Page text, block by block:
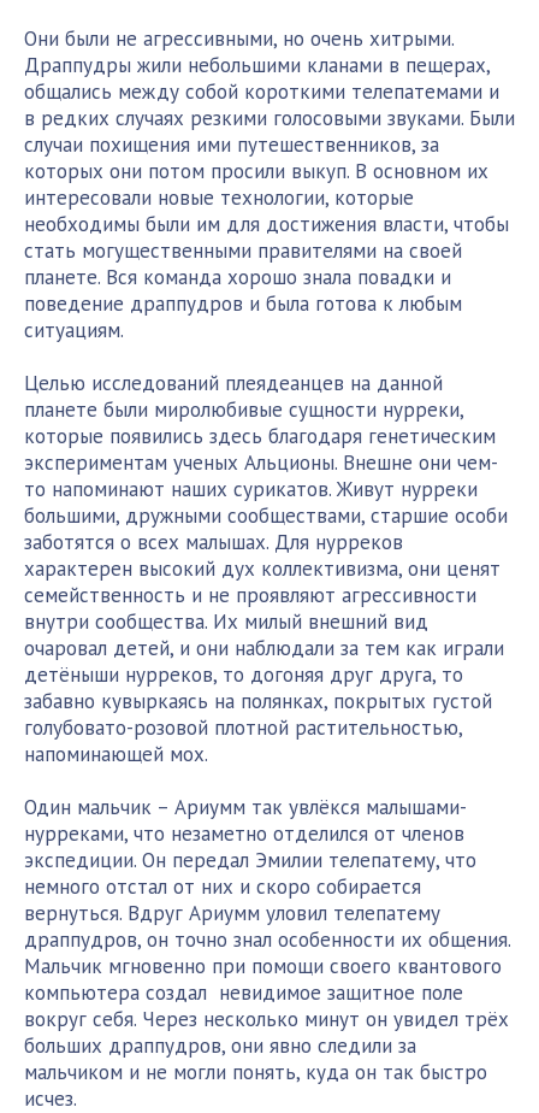
Они были не агрессивными, но очень хитрыми.
Драппудры жили небольшими кланами в пещерах,
общались между собой короткими телепатемами и
в редких случаях резкими голосовыми звуками. Были
случаи похищения ими путешественников, за
которых они потом просили выкуп. В основном их
интересовали новые технологии, которые
необходимы были им для достижения власти, чтобы
стать могущественными правителями на своей
планете. Вся команда хорошо знала повадки и
поведение драппудров и была готова к любым
ситуациям.
Целью исследований плеядеанцев на данной
планете были миролюбивые сущности нурреки,
которые появились здесь благодаря генетическим
экспериментам ученых Альционы. Внешне они чем-
то напоминают наших сурикатов. Живут нурреки
большими, дружными сообществами, старшие особи
заботятся о всех малышах. Для нурреков
характерен высокий дух коллективизма, они ценят
семейственность и не проявляют агрессивности
внутри сообщества. Их милый внешний вид
очаровал детей, и они наблюдали за тем как играли
детёныши нурреков, то догоняя друг друга, то
забавно кувыркаясь на полянках, покрытых густой
голубовато-розовой плотной растительностью,
напоминающей мох.
Один мальчик – Ариумм так увлёкся малышами-
нурреками, что незаметно отделился от членов
экспедиции. Он передал Эмилии телепатему, что
немного отстал от них и скоро собирается
вернуться. Вдруг Ариумм уловил телепатему
драппудров, он точно знал особенности их общения.
Мальчик мгновенно при помощи своего квантового
компьютера создал невидимое защитное поле
вокруг себя. Через несколько минут он увидел трёх
больших драппудров, они явно следили за
мальчиком и не могли понять, куда он так быстро
исчез.